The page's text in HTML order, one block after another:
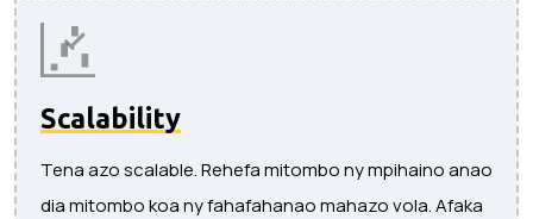
Scalability
Tena azo scalable. Rehefa mitombo ny mpihaino anao
dia mitombo koa ny fahafahanao mahazo vola. Afaka